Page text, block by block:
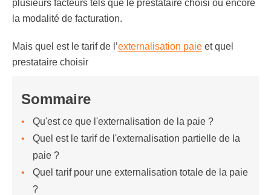
plusieurs facteurs tels que le prestataire choisi ou encore
la modalité de facturation.
Mais quel est le tarif de l’externalisation paie et quel
prestataire choisir
Sommaire
Qu'est ce que l'externalisation de la paie ?
Quel est le tarif de l'externalisation partielle de la
paie ?
Quel tarif pour une externalisation totale de la paie
?